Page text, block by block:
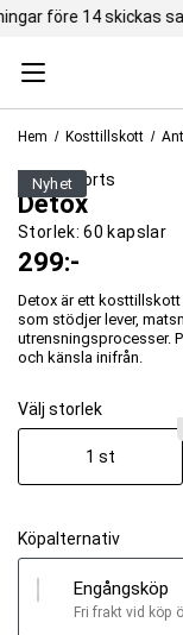
Hem Kosttillskott
nyhet
XLNT Sports
Detox
Storlek: 60 kapslar
299:-
Detox är ett
som stödjer lever,
utrensningsprocesser.
och känsla inifrån.
Välj storlek
1 st
Köpalternativ
Engångsköp
Fri frakt vid köp